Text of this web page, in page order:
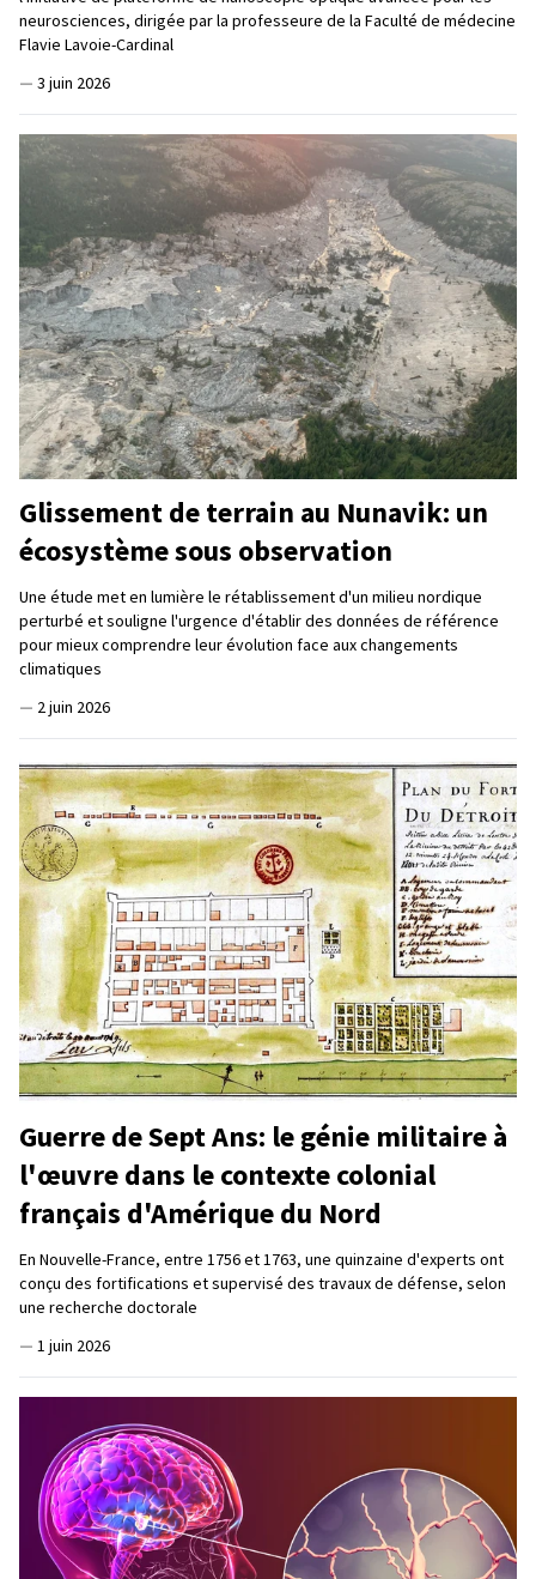
neurosciences, dirigée par la professeure de la Faculté de médecine
Flavie Lavoie-Cardinal
— 3 juin 2026
Glissement de terrain au Nunavik: un
écosystème sous observation
Une étude met en lumière le rétablissement d'un milieu nordique
perturbé et souligne l'urgence d'établir des données de référence
pour mieux comprendre leur évolution face aux changements
climatiques
— 2 juin 2026
Guerre de Sept Ans: le génie militaire à
l'œuvre dans le contexte colonial
français d'Amérique du Nord
En Nouvelle-France, entre 1756 et 1763, une quinzaine d'experts ont
conçu des fortifications et supervisé des travaux de défense, selon
une recherche doctorale
— 1 juin 2026